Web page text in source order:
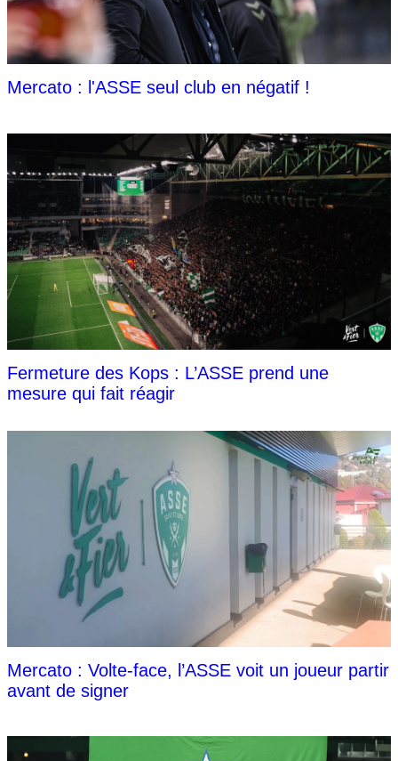
Mercato : l'ASSE seul club en négatif !
Fermeture des Kops : L’ASSE prend une
mesure qui fait réagir
Mercato : Volte-face, l’ASSE voit un joueur partir
avant de signer